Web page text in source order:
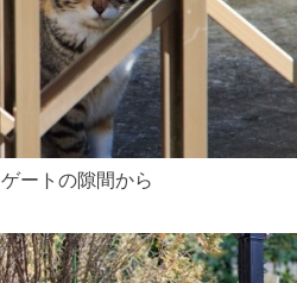
ゲートの隙間から